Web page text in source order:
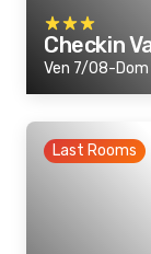
Checkin
Ven 7/08-
Last Rooms